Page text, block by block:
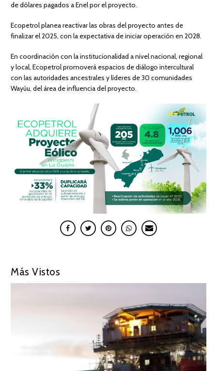
de dólares pagados a Enel por el proyecto.
Ecopetrol planea reactivar las obras del proyecto antes de
finalizar el 2025, con la expectativa de iniciar operación en 2028.
En coordinación con la institucionalidad a nivel nacional, regional
y local, Ecopetrol promoverá espacios de diálogo intercultural
con las autoridades ancestrales y líderes de 30 comunidades
Wayúu, del área de influencia del proyecto.
Más Vistos